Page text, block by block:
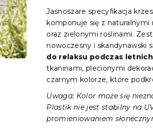
Jasnoszare specyfikacja
komponuje się z
oraz zielonymi roślinami.
nowoczesny i skandynawski
do relaksu podczas
tkaninami, plecionymi
czarnym kolorze, które
Uwaga: Kolor może się
Plastik nie jest stabilny na
promieniowaniem